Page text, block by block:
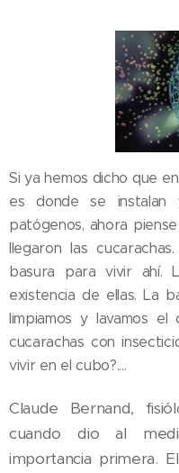
Si ya hemos dicho que
es donde se instalan
patógenos, ahora
llegaron las
basura para vivir ahí.
existencia de ellas. La
limpiamos y lavamos
cucarachas con
vivir en el cubo?....
Claude Bernand,
cuando dio al
importancia primera.